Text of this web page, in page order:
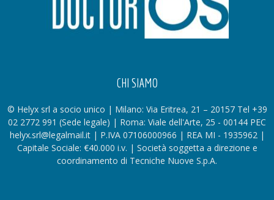
CHI SIAMO
© Helyx srl a socio unico | Milano: Via Eritrea, 21 – 20157 Tel +39
02 2772 991 (Sede legale) | Roma: Viale dell'Arte, 25 - 00144 PEC
helyx.srl@legalmail.it | P.IVA 07106000966 | REA MI - 1935962 |
Capitale Sociale: €40.000 i.v. | Società soggetta a direzione e
coordinamento di Tecniche Nuove S.p.A.